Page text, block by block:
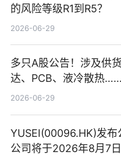
的风险等级R1到R5？
2026-06-29
多只A股公告！涉及供
达、PCB、液冷散热
讯
2026-06-29
YUSEI(00096.HK)发布
公司将于2026年8月7